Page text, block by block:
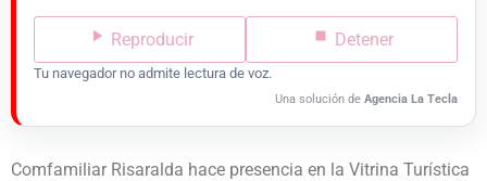
Reproducir Detener
Tu navegador no admite lectura de voz.
Una solución de Agencia La Tecla
Comfamiliar Risaralda hace presencia en la Vitrina Turística